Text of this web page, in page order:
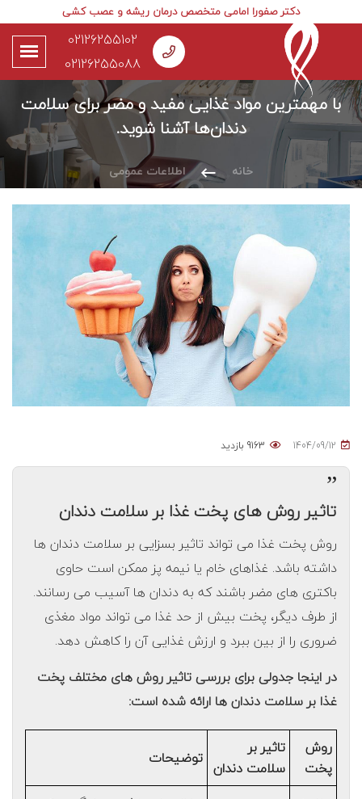
02126255102
02126255088
دکتر صفورا امامی متخصص درمان ریشه و عصب کشی
با مهمترین مواد غذایی مفید و مضر برای سلامت
دندان‌ها آشنا شوید.
خانه اطلاعات عمومی
”
تاثیر روش های پخت غذا بر سلامت دندان
روش پخت غذا می تواند تاثیر بسزایی بر سلامت دندان ها
داشته باشد. غذاهای خام یا نیمه پز ممکن است حاوی
باکتری های مضر باشند که به دندان ها آسیب می رسانند.
از طرف دیگر، پخت بیش از حد غذا می تواند مواد مغذی
ضروری را از بین ببرد و ارزش غذایی آن را کاهش دهد.
در اینجا جدولی برای بررسی تاثیر روش های مختلف پخت
غذا بر سلامت دندان ها ارائه شده است:
روش
پخت
تاثیر بر
سلامت دندان توضیحات